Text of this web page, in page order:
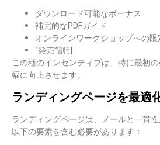
ダウンロード可能なボーナス
補完的なPDFガイド
オンラインワークショップへの限
“発売”割引
この種のインセンティブは、特に最初
幅に向上させます。
ランディングページを最適
ランディングページは、メールと一貫性
以下の要素を含む必要があります：